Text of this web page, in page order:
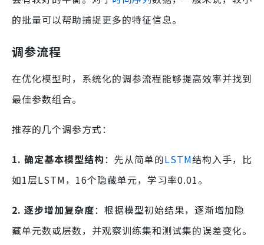
的批量可以帮助捕捉更多的特征信息。
调参流程
在优化模型时，系统化的调参流程能够提高效率并找到
最佳参数组合。
推荐的几个调参方式：
1. 确定基本模型结构：先从简单的LSTM结构入手，比
如1层LSTM，16个隐藏单元，学习率0.01。
2. 逐步增加复杂度：根据模型初始结果，逐渐增加隐
藏单元数或层数，并观察训练集和测试集的误差变化。